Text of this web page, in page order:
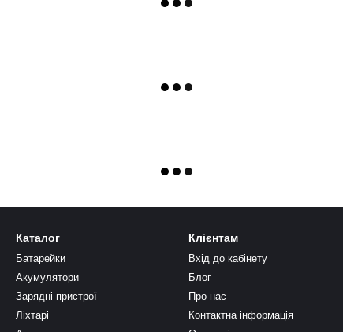
Каталог
Батарейки
Акумулятори
Зарядні пристрої
Ліхтарі
Клієнтам
Вхід до кабінету
Блог
Про нас
Контактна інформація